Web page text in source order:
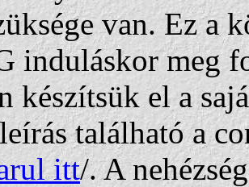
van. Ez a
induláskor meg
készítsük el a
található a
itt/. A